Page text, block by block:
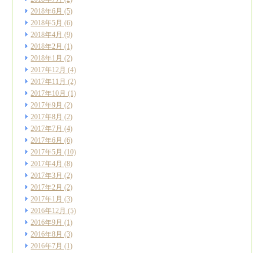
2018年6月 (5)
2018年5月 (6)
2018年4月 (9)
2018年2月 (1)
2018年1月 (2)
2017年12月 (4)
2017年11月 (2)
2017年10月 (1)
2017年9月 (2)
2017年8月 (2)
2017年7月 (4)
2017年6月 (6)
2017年5月 (10)
2017年4月 (8)
2017年3月 (2)
2017年2月 (2)
2017年1月 (3)
2016年12月 (5)
2016年9月 (1)
2016年8月 (3)
2016年7月 (1)